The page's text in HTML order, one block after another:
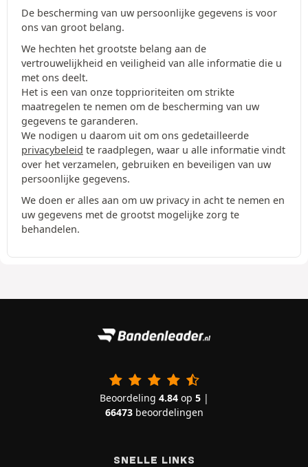
De bescherming van uw persoonlijke gegevens is voor
ons van groot belang.
We hechten het grootste belang aan de
vertrouwelijkheid en veiligheid van alle informatie die u
met ons deelt.
Het is een van onze topprioriteiten om strikte
maatregelen te nemen om de bescherming van uw
gegevens te garanderen.
We nodigen u daarom uit om ons gedetailleerde
privacybeleid te raadplegen, waar u alle informatie vindt
over het verzamelen, gebruiken en beveiligen van uw
persoonlijke gegevens.
We doen er alles aan om uw privacy in acht te nemen en
uw gegevens met de grootst mogelijke zorg te
behandelen.
Beoordeling 4.84op 5|
66473beoordelingen
SNELLE LINKS